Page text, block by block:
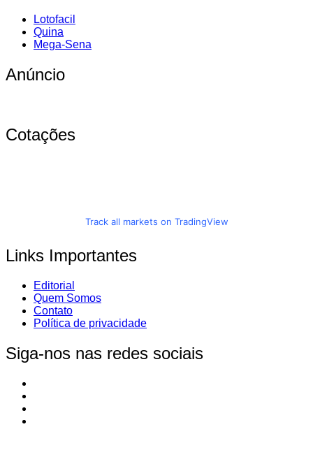
Lotofacil
Quina
Mega-Sena
Anúncio
Cotações
Track all markets on TradingView
Links Importantes
Editorial
Quem Somos
Contato
Política de privacidade
Siga-nos nas redes sociais